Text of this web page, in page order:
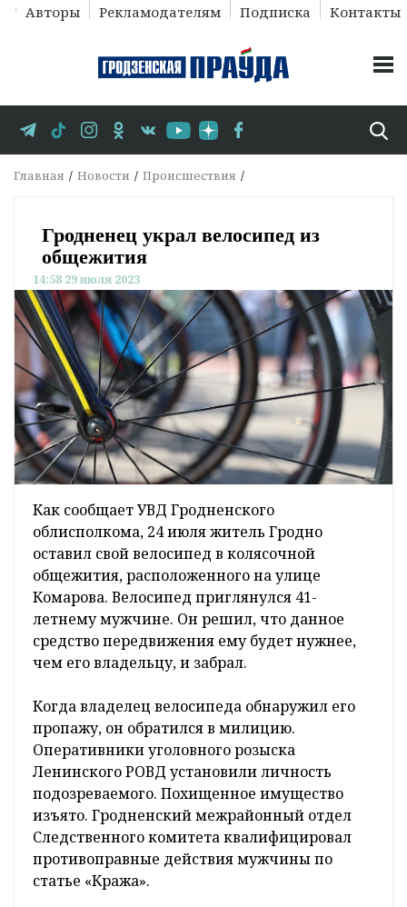
Авторы Рекламодателям Подписка Контакты
Главная Новости Происшествия
Гродненец украл велосипед из
общежития
14:58 29 июля 2023
Как сообщает УВД Гродненского
облисполкома, 24 июля житель Гродно
оставил свой велосипед в колясочной
общежития, расположенного на улице
Комарова. Велосипед приглянулся 41-
летнему мужчине. Он решил, что данное
средство передвижения ему будет нужнее,
чем его владельцу, и забрал.
Когда владелец велосипеда обнаружил его
пропажу, он обратился в милицию.
Оперативники уголовного розыска
Ленинского РОВД установили личность
подозреваемого. Похищенное имущество
изъято. Гродненский межрайонный отдел
Следственного комитета квалифицировал
противоправные действия мужчины по
статье «Кража».